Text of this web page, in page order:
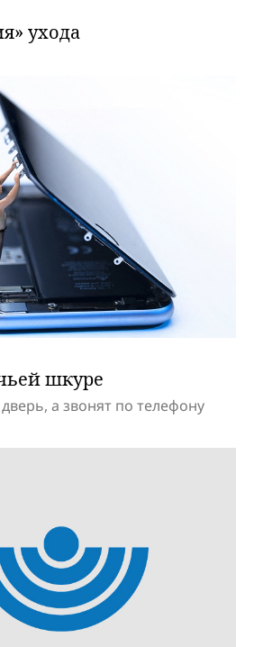
ухода
шкуре
а звонят по телефону